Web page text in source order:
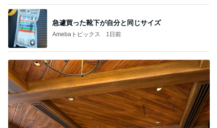
貸切の店内にあった可愛いグッズ
Amebaトピックス 1日前
記事を読む